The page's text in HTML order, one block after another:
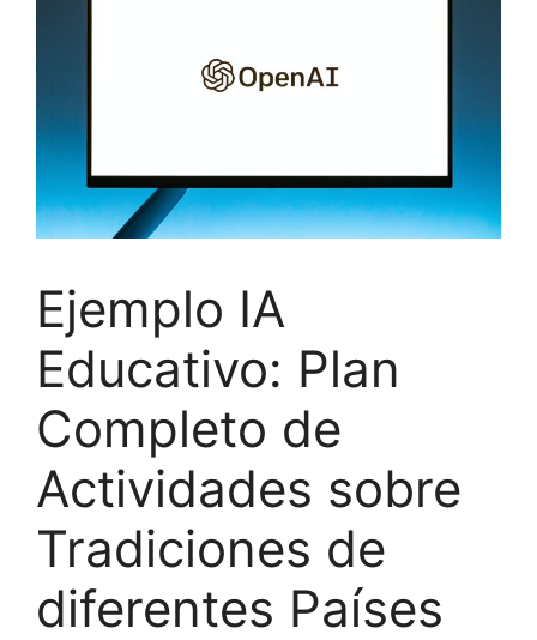
Ejemplo IA
Educativo: Plan
Completo de
Actividades sobre
Tradiciones de
diferentes Países